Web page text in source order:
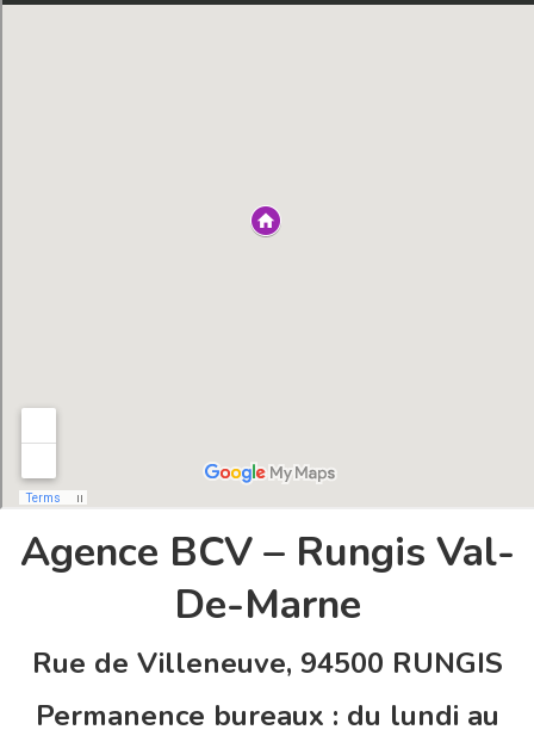
Agence BCV – Rungis Val-
De-Marne
Rue de Villeneuve, 94500 RUNGIS
Permanence bureaux : du lundi au